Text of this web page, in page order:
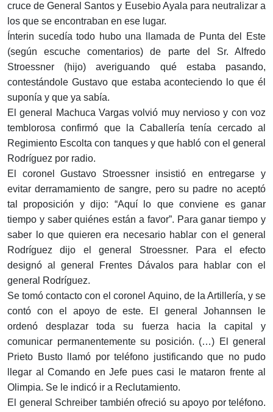
cruce de General Santos y Eusebio Ayala para neutralizar a
los que se encontraban en ese lugar.
Ínterin sucedía todo hubo una llamada de Punta del Este
(según escuche comentarios) de parte del Sr. Alfredo
Stroessner (hijo) averiguando qué estaba pasando,
contestándole Gustavo que estaba aconteciendo lo que él
suponía y que ya sabía.
El general Machuca Vargas volvió muy nervioso y con voz
temblorosa confirmó que la Caballería tenía cercado al
Regimiento Escolta con tanques y que habló con el general
Rodríguez por radio.
El coronel Gustavo Stroessner insistió en entregarse y
evitar derramamiento de sangre, pero su padre no aceptó
tal proposición y dijo: “Aquí lo que conviene es ganar
tiempo y saber quiénes están a favor”. Para ganar tiempo y
saber lo que quieren era necesario hablar con el general
Rodríguez dijo el general Stroessner. Para el efecto
designó al general Frentes Dávalos para hablar con el
general Rodríguez.
Se tomó contacto con el coronel Aquino, de la Artillería, y se
contó con el apoyo de este. El general Johannsen le
ordenó desplazar toda su fuerza hacia la capital y
comunicar permanentemente su posición. (…) El general
Prieto Busto llamó por teléfono justificando que no pudo
llegar al Comando en Jefe pues casi le mataron frente al
Olimpia. Se le indicó ir a Reclutamiento.
El general Schreiber también ofreció su apoyo por teléfono.